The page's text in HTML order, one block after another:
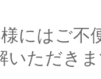
にはご不
いただき